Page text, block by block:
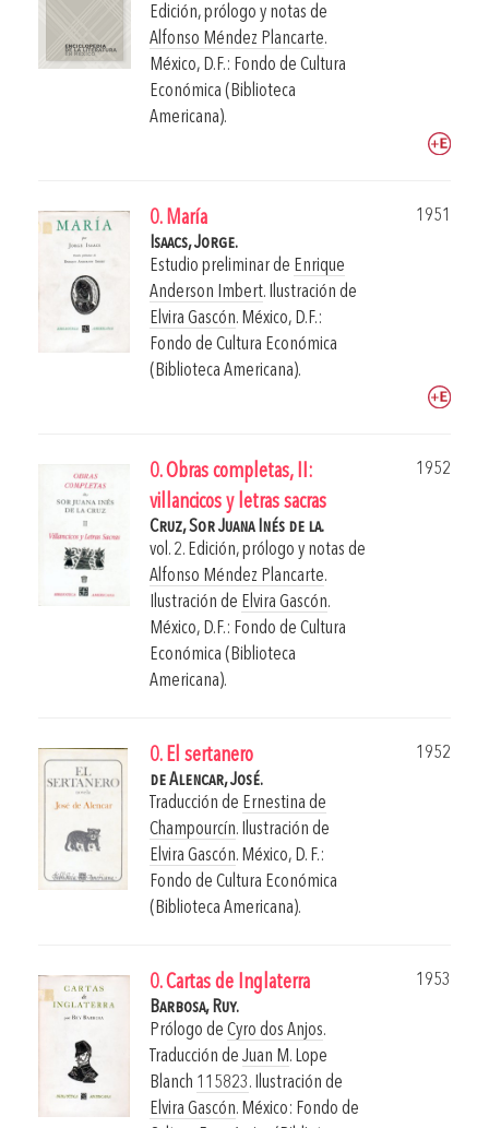
Edición, prólogo y notas de
Alfonso Méndez Plancarte.
México, D.F.: Fondo de Cultura
Económica (Biblioteca
Americana).
0. María
1951
Isaacs, Jorge.
Estudio preliminar de Enrique
Anderson Imbert. Ilustración de
Elvira Gascón. México, D.F.:
Fondo de Cultura Económica
(Biblioteca Americana).
0. Obras completas, II:
villancicos y letras sacras
1952
Cruz, Sor Juana Inés de la.
vol. 2. Edición, prólogo y notas de
Alfonso Méndez Plancarte.
Ilustración de Elvira Gascón.
México, D.F.: Fondo de Cultura
Económica (Biblioteca
Americana).
0. El sertanero
1952
de Alencar, José.
Traducción de Ernestina de
Champourcín. Ilustración de
Elvira Gascón. México, D. F.:
Fondo de Cultura Económica
(Biblioteca Americana).
0. Cartas de Inglaterra
1953
Barbosa, Ruy.
Prólogo de Cyro dos Anjos.
Traducción de Juan M. Lope
Blanch 115823. Ilustración de
Elvira Gascón. México: Fondo de